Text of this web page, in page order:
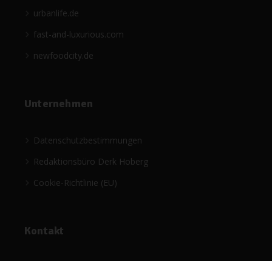
urbanlife.de
fast-and-luxurious.com
newfoodcity.de
Unternehmen
Datenschutzbestimmungen
Redaktionsbüro Derk Hoberg
Cookie-Richtlinie (EU)
Kontakt